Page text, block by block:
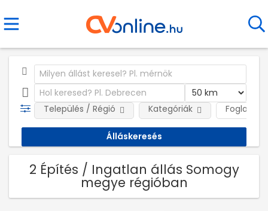
Település / Régió Kategóriák
2 Építés / Ingatlan állás Somogy
megye régióban